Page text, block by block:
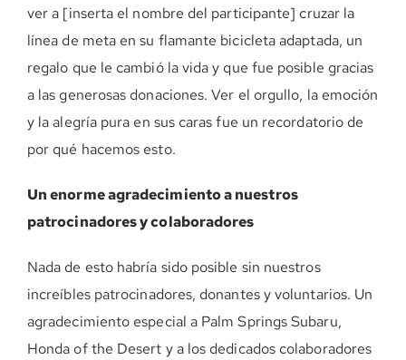
ver a [inserta el nombre del participante] cruzar la
línea de meta en su flamante bicicleta adaptada, un
regalo que le cambió la vida y que fue posible gracias
a las generosas donaciones. Ver el orgullo, la emoción
y la alegría pura en sus caras fue un recordatorio de
por qué hacemos esto.
Un enorme agradecimiento a nuestros
patrocinadores y colaboradores
Nada de esto habría sido posible sin nuestros
increíbles patrocinadores, donantes y voluntarios. Un
agradecimiento especial a Palm Springs Subaru,
Honda of the Desert y a los dedicados colaboradores